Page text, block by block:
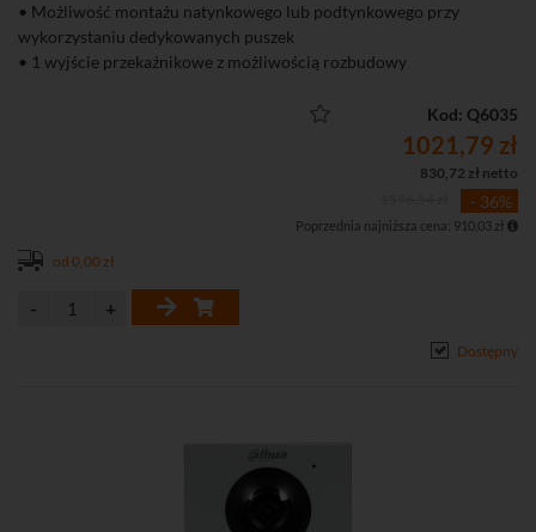
• Możliwość montażu natynkowego lub podtynkowego przy
wykorzystaniu dedykowanych puszek
• 1 wyjście przekaźnikowe z możliwością rozbudowy
• Kamera 2 Mpx, obiektyw 1,9 mm, kompresja H.264, oświetlacz IR
• Funkcja zapisu wiadomości wideo po nieodebranym połączeniu
• IP65 (wymagane silikowanie), klasa wandaloodporności IK07,
Kod: Q6035
1021,79 zł
830,72 zł netto
- 36%
Poprzednia najniższa cena: 910,03 zł
od 0,00 zł
Dostępny